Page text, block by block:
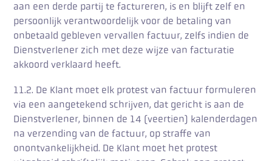
aan een derde partij te factureren, is en blijft zelf en
persoonlijk verantwoordelijk voor de betaling van
onbetaald gebleven vervallen factuur, zelfs indien de
Dienstverlener zich met deze wijze van facturatie
akkoord verklaard heeft.
11.2. De Klant moet elk protest van factuur formuleren
via een aangetekend schrijven, dat gericht is aan de
Dienstverlener, binnen de 14 (veertien) kalenderdagen
na verzending van de factuur, op straffe van
onontvankelijkheid. De Klant moet het protest